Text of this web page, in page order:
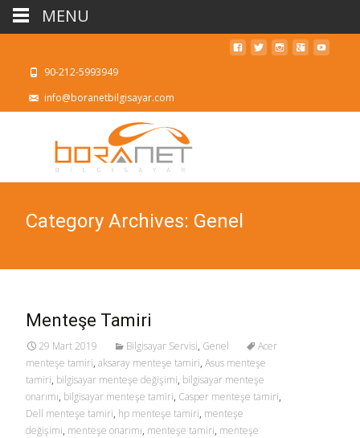
90-212-5993949
info@boranetbilgisayar.com
Category Archives: Genel
Menteşe Tamiri
29 Mart 2019 Bilgisayar Servisi, Genel
Acer
menteşe tamiri, aksaray menteşe tamiri, Asus menteşe
tamiri, bilgisayar menteşe değişimi, bilgisayar menteşe
onarımı, bilgisayar menteşe tamiri, Casper menteşe tamiri,
Dell menteşe tamiri, hp menteşe tamiri, menteşe
değişimi, menteşe onarımı, menteşe tamiri, menteşe
MENU